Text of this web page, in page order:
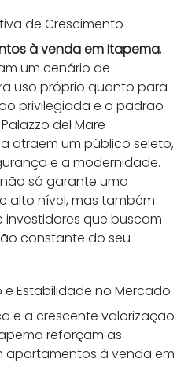
de Crescimento
à venda em Itapema,
um cenário de
uso próprio quanto para
privilegiada e o padrão
del Mare
atraem um público seleto,
e a modernidade.
só garante uma
alto nível, mas também
que buscam
constante do seu
Estabilidade no Mercado
e a crescente valorização
reforçam as
apartamentos à venda em